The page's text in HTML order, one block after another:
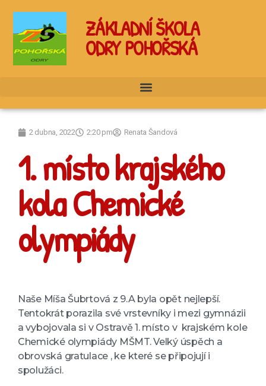
ZÁKLADNÍ ŠKOLA
ODRY POHOŘSKÁ
2 dubna, 2022 2:20 pm Renata Šandová
1. místo krajského
kola Chemické
olympiády
Naše Míša Šubrtová z 9.A byla opět nejlepší.
Tentokrát porazila své vrstevníky i mezi gymnázii
a vybojovala si v Ostravě 1. místo v krajském kole
Chemické olympiády MŠMT. Velký úspěch a
obrovská gratulace , ke které se připojují i
spolužáci.